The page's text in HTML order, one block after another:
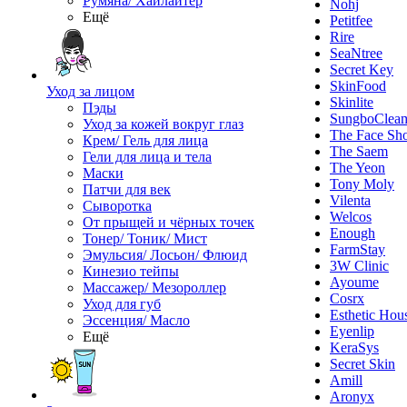
Ещё
Уход за лицом
Пэды
Уход за кожей вокруг глаз
Крем/ Гель для лица
Гели для лица и тела
Маски
Патчи для век
Сыворотка
От прыщей и чёрных точек
Тонер/ Тоник/ Мист
Эмульсия/ Лосьон/ Флюид
Кинезио тейпы
Массажер/ Мезороллер
Уход для губ
Эссенция/ Масло
Ещё
Nohj
Petitfee
Rire
SeaNtree
Secret Key
SkinFood
Skinlite
The Face
The Saem
The Yeon
Tony Moly
Vilenta
Welcos
Enough
FarmStay
3W Clinic
Ayoume
Cosrx
Esthetic
Eyenlip
KeraSys
Secret Skin
Amill
Aronyx